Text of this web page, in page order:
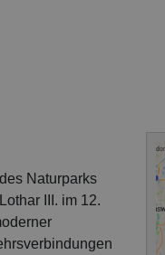
Naturparks
III. im 12.